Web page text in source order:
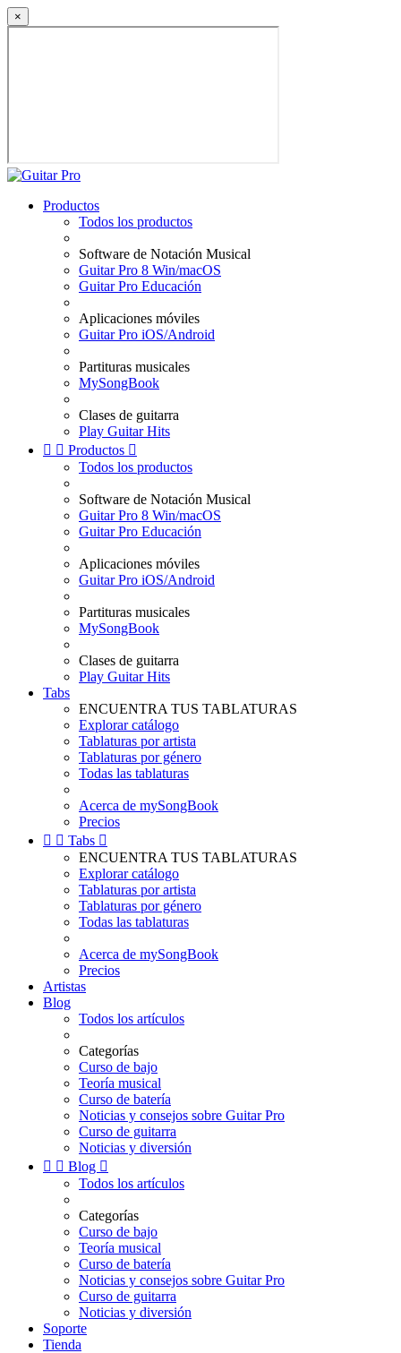
×
Productos
Todos los productos
Software de Notación Musical
Guitar Pro 8 Win/macOS
Guitar Pro Educación
Aplicaciones móviles
Guitar Pro iOS/Android
Partituras musicales
MySongBook
Clases de guitarra
Play Guitar Hits
  Productos 
Todos los productos
Software de Notación Musical
Guitar Pro 8 Win/macOS
Guitar Pro Educación
Aplicaciones móviles
Guitar Pro iOS/Android
Partituras musicales
MySongBook
Clases de guitarra
Play Guitar Hits
Tabs
ENCUENTRA TUS TABLATURAS
Explorar catálogo
Tablaturas por artista
Tablaturas por género
Todas las tablaturas
Acerca de mySongBook
Precios
  Tabs 
ENCUENTRA TUS TABLATURAS
Explorar catálogo
Tablaturas por artista
Tablaturas por género
Todas las tablaturas
Acerca de mySongBook
Precios
Artistas
Blog
Todos los artículos
Categorías
Curso de bajo
Teoría musical
Curso de batería
Noticias y consejos sobre Guitar Pro
Curso de guitarra
Noticias y diversión
  Blog 
Todos los artículos
Categorías
Curso de bajo
Teoría musical
Curso de batería
Noticias y consejos sobre Guitar Pro
Curso de guitarra
Noticias y diversión
Soporte
Tienda